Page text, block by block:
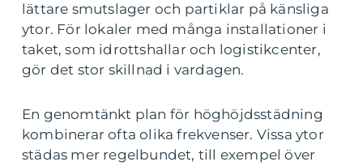
lättare smutslager och partiklar på känsliga
ytor. För lokaler med många installationer i
taket, som idrottshallar och logistikcenter,
gör det stor skillnad i vardagen.
En genomtänkt plan för höghöjdsstädning
kombinerar ofta olika frekvenser. Vissa ytor
städas mer regelbundet, till exempel över